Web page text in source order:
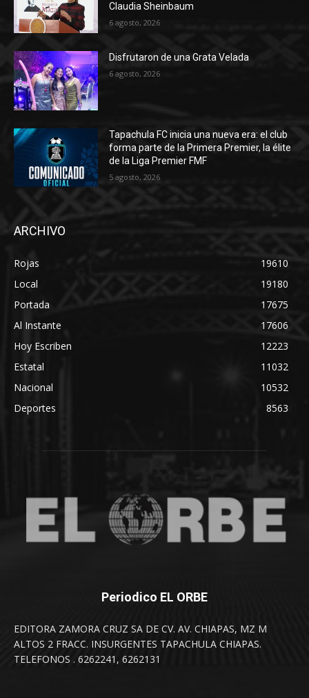
Claudia Sheinbaum
6 agosto, 2026
Disfrutaron de una Grata Velada
6 agosto, 2026
Tapachula FC inicia una nueva era: el club
forma parte de la Primera Premier, la élite
de la Liga Premier FMF
5 agosto, 2026
ARCHIVO
Rojas
19610
Local
19180
Portada
17675
Al Instante
17606
Hoy Escriben
12223
Estatal
11032
Nacional
10532
Deportes
8563
Periodico EL ORBE
EDITORA ZAMORA CRUZ SA DE CV. AV. CHIAPAS, MZ M
ALTOS 2 FRACC. INSURGENTES TAPACHULA CHIAPAS.
TELEFONOS . 6262241, 6262131